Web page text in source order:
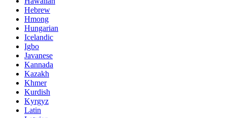
Hebrew
Hmong
Hungarian
Icelandic
Igbo
Javanese
Kannada
Kazakh
Khmer
Kurdish
Kyrgyz
Latin